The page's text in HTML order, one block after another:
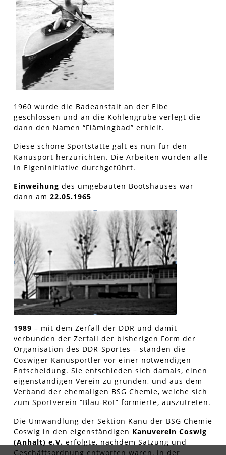
1960 wurde die Badeanstalt an der Elbe
geschlossen und an die Kohlengrube verlegt die
dann den Namen “Flämingbad” erhielt.
Diese schöne Sportstätte galt es nun für den
Kanusport herzurichten. Die Arbeiten wurden alle
in Eigeninitiative durchgeführt.
Einweihung des umgebauten Bootshauses war
dann am 22.05.1965
1989 – mit dem Zerfall der DDR und damit
verbunden der Zerfall der bisherigen Form der
Organisation des DDR-Sportes – standen die
Coswiger Kanusportler vor einer notwendigen
Entscheidung. Sie entschieden sich damals, einen
eigenständigen Verein zu gründen, und aus dem
Verband der ehemaligen BSG Chemie, welche sich
zum Sportverein “Blau-Rot” formierte, auszutreten.
Die Umwandlung der Sektion Kanu der BSG Chemie
Coswig in den eigenständigen Kanuverein Coswig
(Anhalt) e.V. erfolgte, nachdem Satzung und
Geschäftsordnung entworfen waren, in der